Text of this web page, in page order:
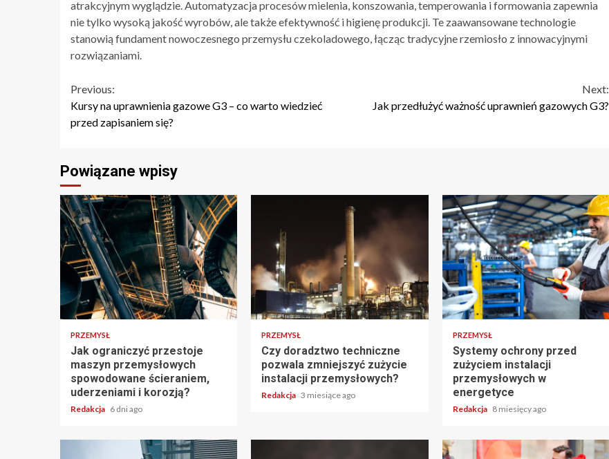
atrakcyjnym wyglądzie. Automatyzacja procesów mielenia, konszowania, temperowania i formowania zapewnia
nie tylko wysoką jakość wyrobów, ale także efektywność i higienę produkcji. Te zaawansowane technologie
stanowią fundament nowoczesnego przemysłu czekoladowego, łącząc tradycyjne rzemiosło z innowacyjnymi
rozwiązaniami.
Continue
Reading
Previous:
Kursy na uprawnienia gazowe G3 – co warto wiedzieć
przed zapisaniem się?
Next:
Jak przedłużyć ważność uprawnień gazowych G3?
Powiązane wpisy
PRZEMYSŁ
Jak ograniczyć przestoje
maszyn przemysłowych
spowodowane ścieraniem,
uderzeniami i korozją?
Redakcja 6 dni ago
PRZEMYSŁ
Czy doradztwo techniczne
pozwala zmniejszyć zużycie
instalacji przemysłowych?
Redakcja 3 miesiące ago
PRZEMYSŁ
Systemy ochrony przed
zużyciem instalacji
przemysłowych w
energetyce
Redakcja 8 miesięcy ago